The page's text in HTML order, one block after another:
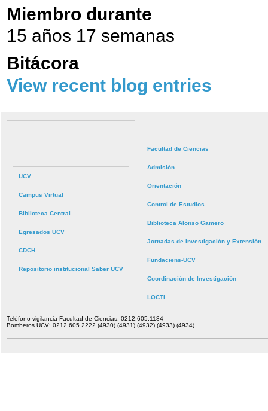
Miembro durante
15 años 17 semanas
Bitácora
View recent blog entries
UCV
Campus Virtual
Biblioteca Central
Egresados UCV
CDCH
Repositorio institucional Saber UCV
Facultad de Ciencias
Admisión
Orientación
Control de Estudios
Biblioteca Alonso Gamero
Jornadas de Investigación y Extensión
Fundaciens-UCV
Coordinación de Investigación
LOCTI
Teléfono vigilancia Facultad de Ciencias: 0212.605.1184
Bomberos UCV: 0212.605.2222 (4930) (4931) (4932) (4933) (4934)